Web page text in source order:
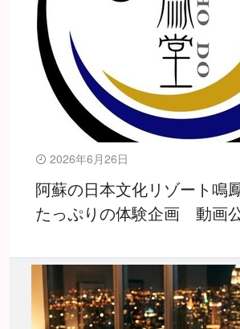
2026年6月26日
阿蘇の日本文化リゾート鳴
たっぷりの体験企画 動画